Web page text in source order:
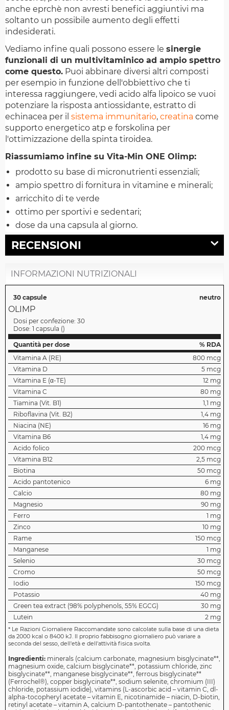
anche eprchè non avresti benefici aggiuntivi ma
soltanto un possibile aumento degli effetti
indesiderati.
Vediamo infine quali possono essere le sinergie
funzionali di un multivitaminico ad ampio spettro
come questo. Puoi abbinare diversi altri composti
per esempio in funzione dell'obbiettivo che ti
interessa raggiungere, vedi acido alfa lipoico se vuoi
potenziare la risposta antiossidante, estratto di
echinacea per il sistema immunitario, creatina come
supporto energetico atp e forskolina per
l'ottimizzazione della spinta tiroidea.
Riassumiamo infine su Vita-Min ONE Olimp:
prodotto su base di micronutrienti essenziali;
ampio spettro di fornitura in vitamine e minerali;
arricchito di te verde
ottimo per sportivi e sedentari;
dose da una capsula al giorno.
RECENSIONI
INFORMAZIONI NUTRIZIONALI
30 capsule neutro
OLIMP
Dosi per confezione: 30
Dose: 1 capsula ()
Quantità per dose
% RDA
Vitamina A (RE)
800 mcg
Vitamina D
5 mcg
Vitamina E (α-TE)
12 mg
Vitamina C
80 mg
Tiamina (Vit. B1)
1,1 mg
Riboflavina (Vit. B2)
1,4 mg
Niacina (NE)
16 mg
Vitamina B6
1,4 mg
Acido folico
200 mcg
Vitamina B12
2,5 mcg
Biotina
50 mcg
Acido pantotenico
6 mg
Calcio
80 mg
Magnesio
90 mg
Ferro
1 mg
Zinco
10 mg
Rame
150 mcg
Manganese
1 mg
Selenio
30 mcg
Cromo
50 mcg
Iodio
150 mcg
Potassio
40 mg
Green tea extract (98% polyphenols, 55% EGCG)
30 mg
Lutein
2 mg
* Le Razioni Giornaliere Raccomandate sono calcolate sulla base di una dieta
da 2000 kcal o 8400 kJ. Il proprio fabbisogno giornaliero può variare a
seconda del sesso, dell'età e dell'attività fisica svolta.
Ingredienti: minerals (calcium carbonate, magnesium bisglycinate**,
magnesium oxide, calcium bisglycinate**, potassium chloride, zinc
bisglycinate**, manganese bisglycinate**, ferrous bisglycinate**
(Ferrochel®), copper bisglycinate**, sodium selenite, chromium (III)
chloride, potassium iodide), vitamins (L-ascorbic acid – vitamin C, dl-
alpha-tocopheryl acetate – vitamin E, nicotinamide – niacin, D-biotin,
retinyl acetate – vitamin A, calcium D-pantothenate – pantothenic